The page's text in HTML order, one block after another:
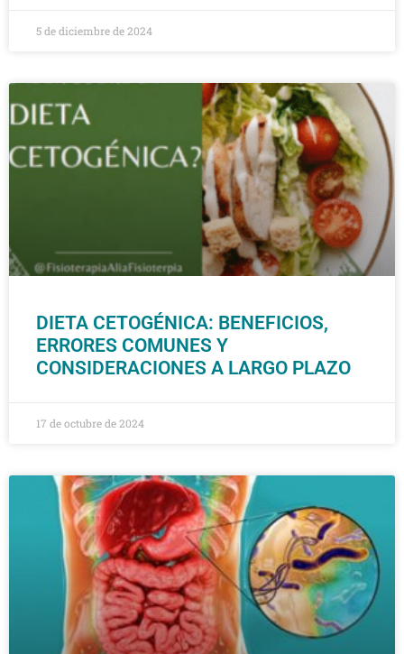
5 de diciembre de 2024
DIETA CETOGÉNICA: BENEFICIOS,
ERRORES COMUNES Y
CONSIDERACIONES A LARGO PLAZO
17 de octubre de 2024